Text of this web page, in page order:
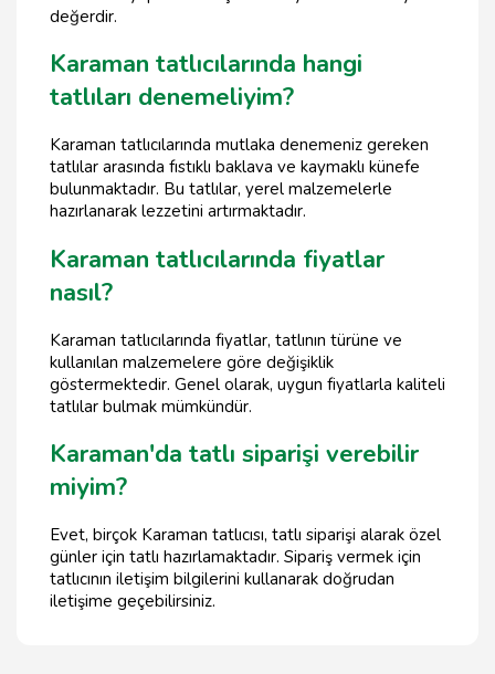
değerdir.
Karaman tatlıcılarında hangi
tatlıları denemeliyim?
Karaman tatlıcılarında mutlaka denemeniz gereken
tatlılar arasında fıstıklı baklava ve kaymaklı künefe
bulunmaktadır. Bu tatlılar, yerel malzemelerle
hazırlanarak lezzetini artırmaktadır.
Karaman tatlıcılarında fiyatlar
nasıl?
Karaman tatlıcılarında fiyatlar, tatlının türüne ve
kullanılan malzemelere göre değişiklik
göstermektedir. Genel olarak, uygun fiyatlarla kaliteli
tatlılar bulmak mümkündür.
Karaman'da tatlı siparişi verebilir
miyim?
Evet, birçok Karaman tatlıcısı, tatlı siparişi alarak özel
günler için tatlı hazırlamaktadır. Sipariş vermek için
tatlıcının iletişim bilgilerini kullanarak doğrudan
iletişime geçebilirsiniz.